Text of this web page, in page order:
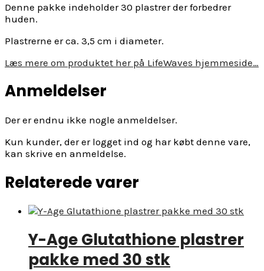
Denne pakke indeholder 30 plastrer der forbedrer
huden.
Plastrerne er ca. 3,5 cm i diameter.
Læs mere om produktet her på LifeWaves hjemmeside…
Anmeldelser
Der er endnu ikke nogle anmeldelser.
Kun kunder, der er logget ind og har købt denne vare,
kan skrive en anmeldelse.
Relaterede varer
Y-Age Glutathione plastrer
pakke med 30 stk